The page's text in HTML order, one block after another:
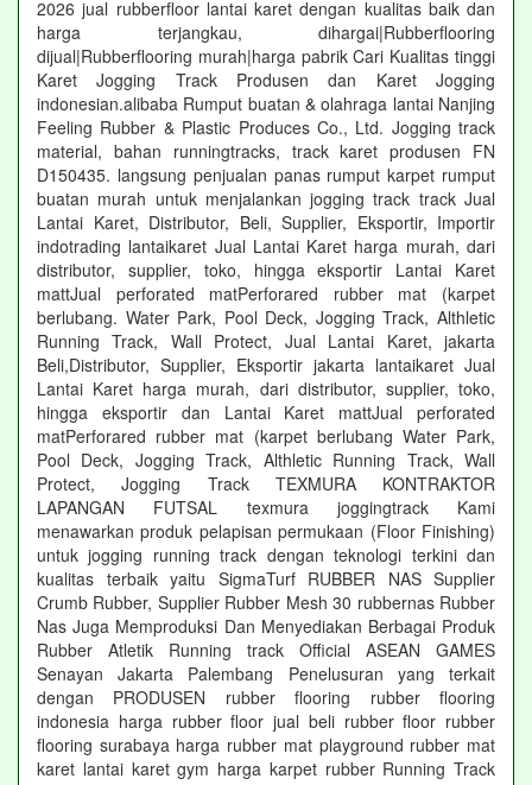
2026 jual rubberfloor lantai karet dengan kualitas baik dan
harga terjangkau, dihargai|Rubberflooring
dijual|Rubberflooring murah|harga pabrik Cari Kualitas tinggi
Karet Jogging Track Produsen dan Karet Jogging
indonesian.alibaba Rumput buatan & olahraga lantai Nanjing
Feeling Rubber & Plastic Produces Co., Ltd. Jogging track
material, bahan runningtracks, track karet produsen FN
D150435. langsung penjualan panas rumput karpet rumput
buatan murah untuk menjalankan jogging track track Jual
Lantai Karet, Distributor, Beli, Supplier, Eksportir, Importir
indotrading lantaikaret Jual Lantai Karet harga murah, dari
distributor, supplier, toko, hingga eksportir Lantai Karet
mattJual perforated matPerforared rubber mat (karpet
berlubang. Water Park, Pool Deck, Jogging Track, Althletic
Running Track, Wall Protect, Jual Lantai Karet, jakarta
Beli,Distributor, Supplier, Eksportir jakarta lantaikaret Jual
Lantai Karet harga murah, dari distributor, supplier, toko,
hingga eksportir dan Lantai Karet mattJual perforated
matPerforared rubber mat (karpet berlubang Water Park,
Pool Deck, Jogging Track, Althletic Running Track, Wall
Protect, Jogging Track TEXMURA KONTRAKTOR
LAPANGAN FUTSAL texmura joggingtrack Kami
menawarkan produk pelapisan permukaan (Floor Finishing)
untuk jogging running track dengan teknologi terkini dan
kualitas terbaik yaitu SigmaTurf RUBBER NAS Supplier
Crumb Rubber, Supplier Rubber Mesh 30 rubbernas Rubber
Nas Juga Memproduksi Dan Menyediakan Berbagai Produk
Rubber Atletik Running track Official ASEAN GAMES
Senayan Jakarta Palembang Penelusuran yang terkait
dengan PRODUSEN rubber flooring rubber flooring
indonesia harga rubber floor jual beli rubber floor rubber
flooring surabaya harga rubber mat playground rubber mat
karet lantai karet gym harga karpet rubber Running Track